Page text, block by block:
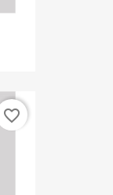
favorite_border